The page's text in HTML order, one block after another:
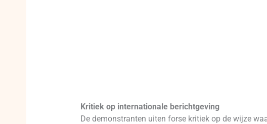
Kritiek op internationale berichtgeving
De demonstranten uiten forse kritiek op de wijze